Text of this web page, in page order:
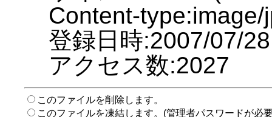
Content-type:image/
登録日時:2007/07/
アクセス数:2027
このファイルを削除します。
このファイルを凍結します。(管理者パスワードが必